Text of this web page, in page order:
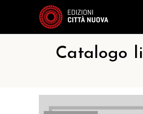
Catalogo